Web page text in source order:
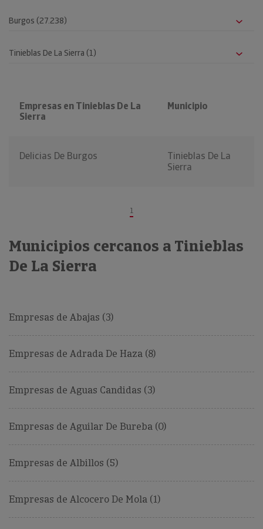
Empresas en Tinieblas De La
Sierra
Municipio
Delicias De Burgos
Tinieblas De La
Sierra
1
Municipios cercanos a Tinieblas
De La Sierra
Empresas de Abajas (3)
Empresas de Adrada De Haza (8)
Empresas de Aguas Candidas (3)
Empresas de Aguilar De Bureba (0)
Empresas de Albillos (5)
Empresas de Alcocero De Mola (1)